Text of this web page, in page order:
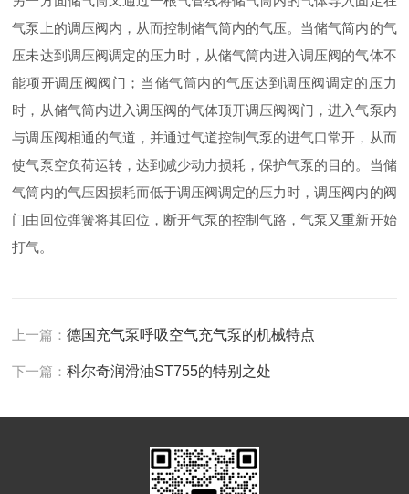
气泵上的调压阀内，从而控制储气筒内的气压。当储气简内的气
压未达到调压阀调定的压力时，从储气筒内进入调压阀的气体不
能项开调压阀阀门；当储气筒内的气压达到调压阀调定的压力
时，从储气筒内进入调压阀的气体顶开调压阀阀门，进入气泵内
与调压阀相通的气道，并通过气道控制气泵的进气口常开，从而
使气泵空负荷运转，达到减少动力损耗，保护气泵的目的。当储
气筒内的气压因损耗而低于调压阀调定的压力时，调压阀内的阀
门由回位弹簧将其回位，断开气泵的控制气路，气泵又重新开始
打气。
上一篇：德国充气泵呼吸空气充气泵的机械特点
下一篇：科尔奇润滑油ST755的特别之处